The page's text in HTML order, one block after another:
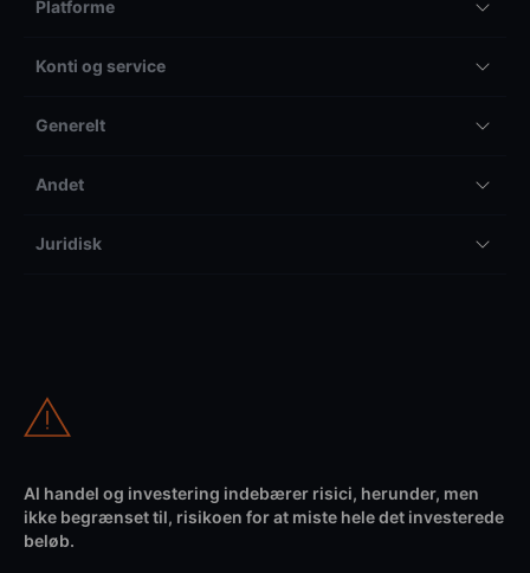
Platforme
Konti og service
Generelt
Andet
Juridisk
Al handel og investering indebærer risici, herunder, men
ikke begrænset til, risikoen for at miste hele det investerede
beløb.